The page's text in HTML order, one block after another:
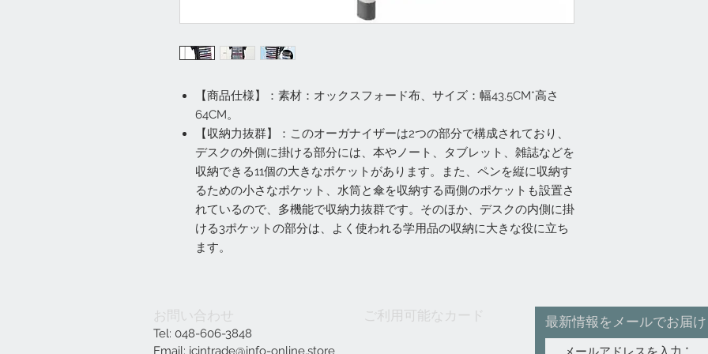
【商品仕様】：素材：オックスフォード布、サイズ：幅43.5CM*高さ
64CM。
【収納力抜群】：このオーガナイザーは2つの部分で構成されており、
デスクの外側に掛ける部分には、本やノート、タブレット、雑誌などを
収納できる11個の大きなポケットがあります。また、ペンを縦に収納す
るための小さなポケット、水筒と傘を収納する両側のポケットも設置さ
れているので、多機能で収納力抜群です。そのほか、デスクの内側に掛
ける3ポケットの部分は、よく使われる学用品の収納に大きな役に立ち
ます。
お問い合わせ
Tel: 048-606-3848
ご利用可能なカード 最新情報をメールでお届